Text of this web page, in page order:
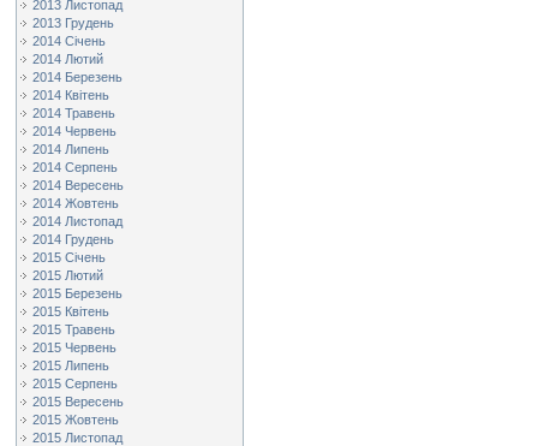
2013 Листопад
2013 Грудень
2014 Січень
2014 Лютий
2014 Березень
2014 Квітень
2014 Травень
2014 Червень
2014 Липень
2014 Серпень
2014 Вересень
2014 Жовтень
2014 Листопад
2014 Грудень
2015 Січень
2015 Лютий
2015 Березень
2015 Квітень
2015 Травень
2015 Червень
2015 Липень
2015 Серпень
2015 Вересень
2015 Жовтень
2015 Листопад